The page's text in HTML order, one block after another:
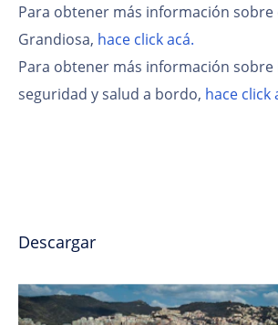
Para obtener más información sobre
Grandiosa, hace click acá.
Para obtener más información sobre
seguridad y salud a bordo, hace click
Descargar